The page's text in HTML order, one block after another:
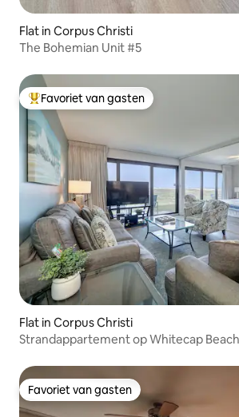
Flat in Corpus Christi
The Bohemian Unit #5
Topfavoriet van gasten
Favoriet van gasten
Flat in Corpus Christi
Strandappartement op Whitecap
Favoriet van gasten
Favoriet van gasten